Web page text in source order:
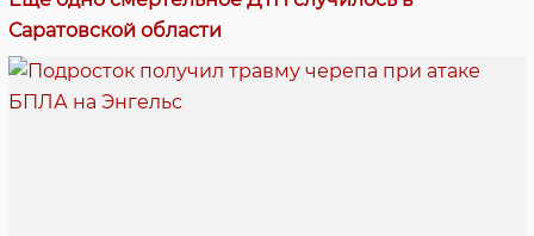
Саратовской области